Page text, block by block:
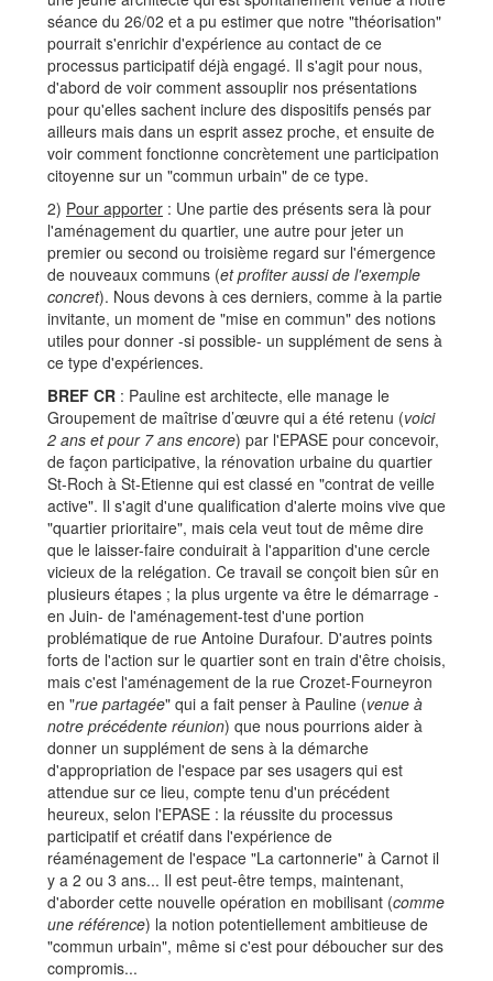
séance du 26/02 et a pu estimer que notre "théorisation"
pourrait s'enrichir d'expérience au contact de ce
processus participatif déjà engagé. Il s'agit pour nous,
d'abord de voir comment assouplir nos présentations
pour qu'elles sachent inclure des dispositifs pensés par
ailleurs mais dans un esprit assez proche, et ensuite de
voir comment fonctionne concrètement une participation
citoyenne sur un "commun urbain" de ce type.
2) Pour apporter : Une partie des présents sera là pour
l'aménagement du quartier, une autre pour jeter un
premier ou second ou troisième regard sur l'émergence
de nouveaux communs (et profiter aussi de l'exemple
concret). Nous devons à ces derniers, comme à la partie
invitante, un moment de "mise en commun" des notions
utiles pour donner -si possible- un supplément de sens à
ce type d'expériences.
BREF CR : Pauline est architecte, elle manage le
Groupement de maîtrise d’œuvre qui a été retenu (voici
2 ans et pour 7 ans encore) par l'EPASE pour concevoir,
de façon participative, la rénovation urbaine du quartier
St-Roch à St-Etienne qui est classé en "contrat de veille
active". Il s'agit d'une qualification d'alerte moins vive que
"quartier prioritaire", mais cela veut tout de même dire
que le laisser-faire conduirait à l'apparition d'une cercle
vicieux de la relégation. Ce travail se conçoit bien sûr en
plusieurs étapes ; la plus urgente va être le démarrage -
en Juin- de l'aménagement-test d'une portion
problématique de rue Antoine Durafour. D'autres points
forts de l'action sur le quartier sont en train d'être choisis,
mais c'est l'aménagement de la rue Crozet-Fourneyron
en "rue partagée" qui a fait penser à Pauline (venue à
notre précédente réunion) que nous pourrions aider à
donner un supplément de sens à la démarche
d'appropriation de l'espace par ses usagers qui est
attendue sur ce lieu, compte tenu d'un précédent
heureux, selon l'EPASE : la réussite du processus
participatif et créatif dans l'expérience de
réaménagement de l'espace "La cartonnerie" à Carnot il
y a 2 ou 3 ans... Il est peut-être temps, maintenant,
d'aborder cette nouvelle opération en mobilisant (comme
une référence) la notion potentiellement ambitieuse de
"commun urbain", même si c'est pour déboucher sur des
compromis...